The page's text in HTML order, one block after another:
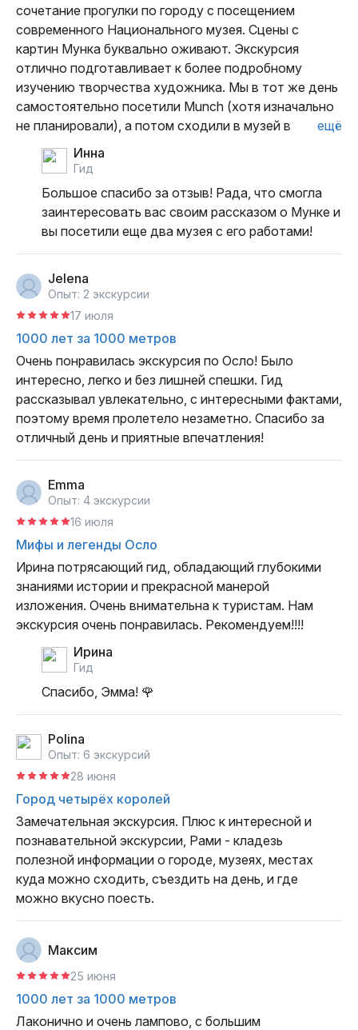
сочетание прогулки по городу с посещением
современного Национального музея. Сцены с
картин Мунка буквально оживают. Экскурсия
отлично подготавливает к более подробному
изучению творчества художника. Мы в тот же день
самостоятельно посетили Munch (хотя изначально
не планировали), а потом сходили в музей в
Бергене. Инне желаем дальнейших успехов.
Благодарим
ещё
Инна
гид
Большое спасибо за отзыв! Рада, что смогла
заинтересовать вас своим рассказом о Мунке и
вы посетили еще два музея с его работами!
Jelena
Опыт: 2 экскурсии
17 июля
1000 лет за 1000 метров
Очень понравилась экскурсия по Осло! Было
интересно, легко и без лишней спешки. Гид
рассказывал увлекательно, с интересными фактами,
поэтому время пролетело незаметно. Спасибо за
отличный день и приятные впечатления!
Emma
Опыт: 4 экскурсии
16 июля
Мифы и легенды Осло
Ирина потрясающий гид, обладающий глубокими
знаниями истории и прекрасной манерой
изложения. Очень внимательна к туристам. Нам
экскурсия очень понравилась. Рекомендуем!!!!
Ирина
гид
Спасибо, Эмма! 🌹
Polina
Опыт: 6 экскурсий
28 июня
Город четырёх королей
Замечательная экскурсия. Плюс к интересной и
познавательной экскурсии, Рами - кладезь
полезной информации о городе, музеях, местах
куда можно сходить, съездить на день, и где
можно вкусно поесть.
Максим
25 июня
1000 лет за 1000 метров
Лаконично и очень лампово, с большим